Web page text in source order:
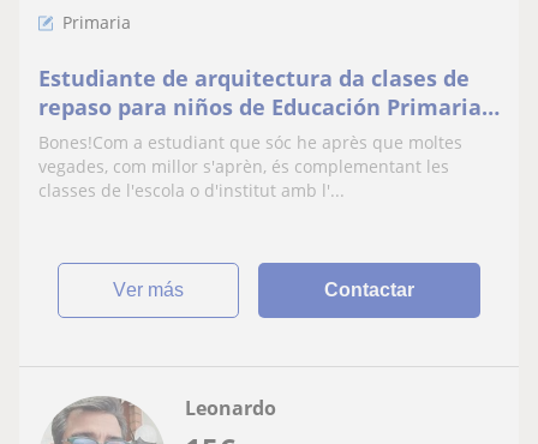
Primaria
Estudiante de arquitectura da clases de
repaso para niños de Educación Primaria y
ESO
Bones!Com a estudiant que sóc he après que moltes
vegades, com millor s'aprèn, és complementant les
classes de l'escola o d'institut amb l'...
ver más Contactar
Leonardo